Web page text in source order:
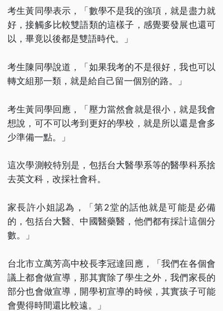
考生黃同學表示，「數學不是我的強項，就是盡力就
好，接觸多比較雙語類的這樣子，感覺要發展也還可
以，畢竟以後都是雙語時代。」
考生陳同學說道，「如果我考的不是很好，我也可以
轉文組那一類，就是給自己留一個別的路。」
考生黃同學回應，「壓力當然會就是很小，就是我會
想說，可不可以考到更好的學校，就是所以還是會多
少準備一點。」
這次學測較特別是，包括台大醫學系等的醫學科系捨
去英文科，改採社會科。
家長許小姐認為，「第2堂的話他就是可能是必備
的，包括台大醫、中國醫藥醫，他們都有採計這個分
數。」
台北市立萬芳高中校長李冠達回應，「我們在各個會
議上都會做宣導，那其實除了學生之外，我們家長的
部分也會做宣導，開學初宣導的時候，其實孩子可能
會覺得時間還比較遠。」